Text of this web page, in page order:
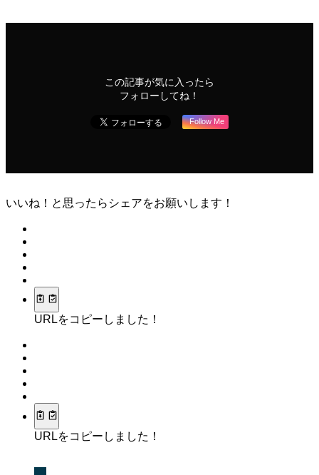
この記事が気に入ったら
フォローしてね！
Follow Me
いいね！と思ったらシェアをお願いします！
URLをコピーしました！
URLをコピーしました！